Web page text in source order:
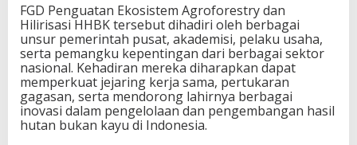
FGD Penguatan Ekosistem Agroforestry dan
Hilirisasi HHBK tersebut dihadiri oleh berbagai
unsur pemerintah pusat, akademisi, pelaku usaha,
serta pemangku kepentingan dari berbagai sektor
nasional. Kehadiran mereka diharapkan dapat
memperkuat jejaring kerja sama, pertukaran
gagasan, serta mendorong lahirnya berbagai
inovasi dalam pengelolaan dan pengembangan hasil
hutan bukan kayu di Indonesia.